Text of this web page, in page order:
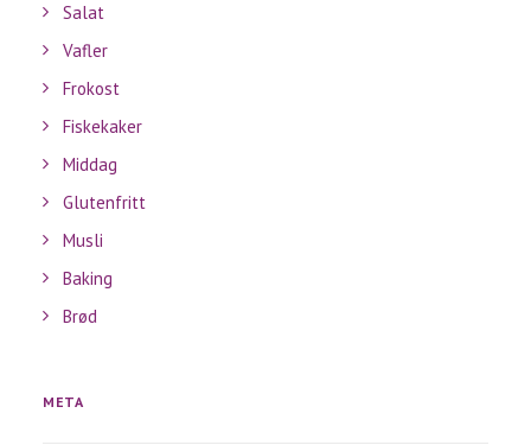
Salat
Vafler
Frokost
Fiskekaker
Middag
Glutenfritt
Musli
Baking
Brød
META